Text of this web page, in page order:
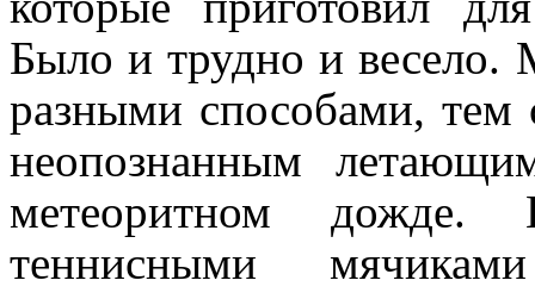
Было и трудно и весело.
разными способами, тем
неопознанным
метеоритном
теннисными